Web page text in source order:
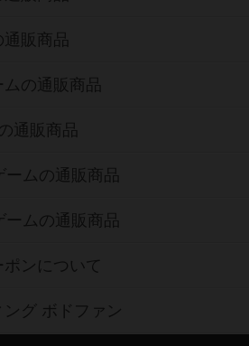
通販商品
の通販商品
通販商品
ームの通販商品
ームの通販商品
ンについて
グ ボドファン